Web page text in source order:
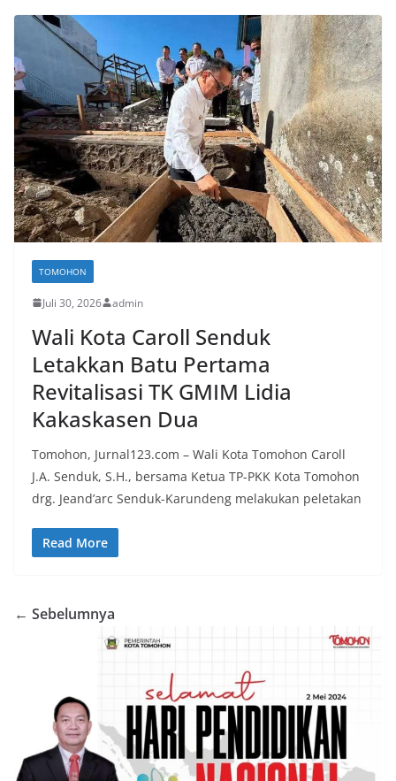
TOMOHON
Juli 30, 2026 admin
Wali Kota Caroll Senduk
Letakkan Batu Pertama
Revitalisasi TK GMIM Lidia
Kakaskasen Dua
Tomohon, Jurnal123.com – Wali Kota Tomohon Caroll
J.A. Senduk, S.H., bersama Ketua TP-PKK Kota Tomohon
drg. Jeand’arc Senduk-Karundeng melakukan peletakan
Read More
← Sebelumnya